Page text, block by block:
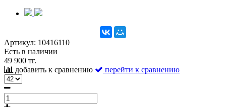
Артикул: 10416110
Есть в наличии
49 900 тг.
добавить к сравнению
перейти к сравнению